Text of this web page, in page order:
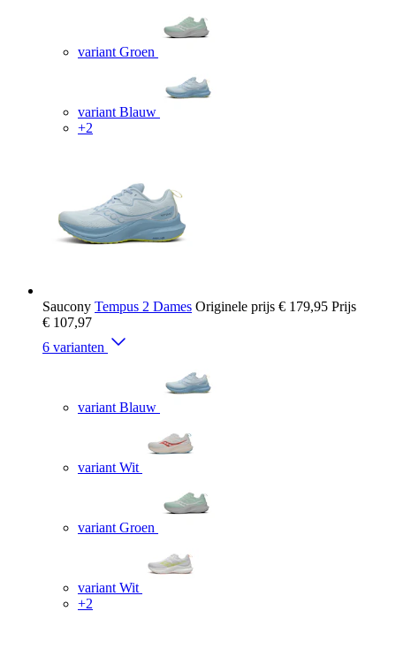
variant Groen
variant Blauw
+2
Saucony Tempus 2 Dames Originele prijs € 179,95 Prijs
€ 107,97
6 varianten
variant Blauw
variant Wit
variant Groen
variant Wit
+2